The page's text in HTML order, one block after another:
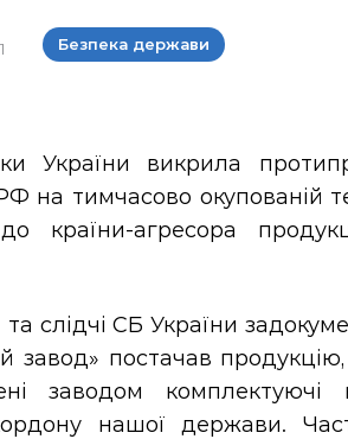
Безпека держави
України викрила
РФ на тимчасово окупованій
країни-агресора
слідчі СБ України
завод» постачав
заводом комплектуючі
нашої держави.